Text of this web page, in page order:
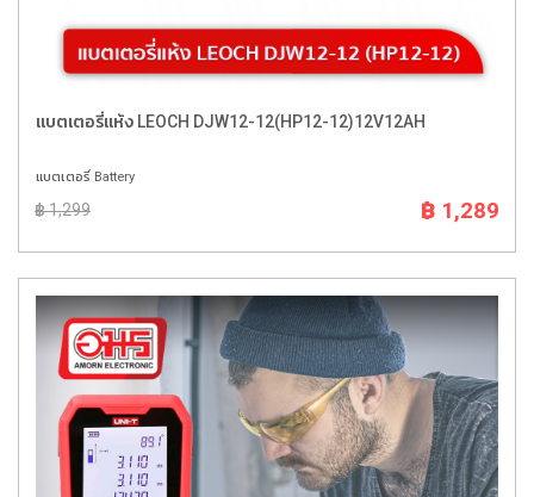
แบตเตอรี่แห้ง LEOCH DJW12-12(HP12-12)12V12AH
แบตเตอรี่ Battery
฿ 1,299 ฿ 1,289